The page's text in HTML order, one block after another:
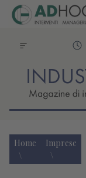
Home Imprese